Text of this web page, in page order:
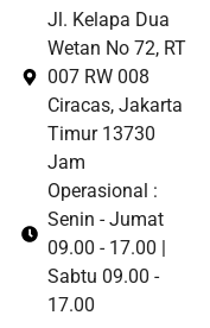
Jl. Kelapa Dua
Wetan No 72, RT
007 RW 008
Ciracas, Jakarta
Timur 13730
Jam
Operasional :
Senin - Jumat
09.00 - 17.00 |
Sabtu 09.00 -
17.00